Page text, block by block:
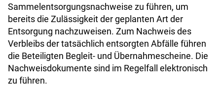
Sammelentsorgungsnachweise zu führen, um
bereits die Zulässigkeit der geplanten Art der
Entsorgung nachzuweisen. Zum Nachweis des
Verbleibs der tatsächlich entsorgten Abfälle führen
die Beteiligten Begleit- und Übernahmescheine. Die
Nachweisdokumente sind im Regelfall elektronisch
zu führen.